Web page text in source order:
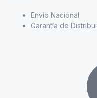
Envío Nacional
Garantía de